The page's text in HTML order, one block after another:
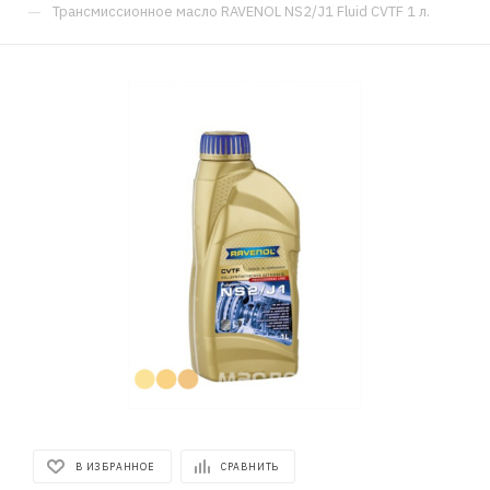
— Трансмиссионное масло RAVENOL NS2/J1 Fluid CVTF 1 л.
В ИЗБРАННОЕ СРАВНИТЬ